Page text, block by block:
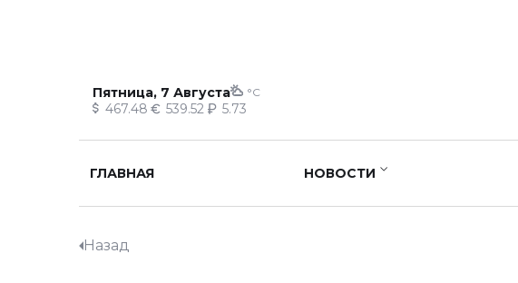
Пятница, 7 Августа °C
467.48 539.52 5.73
ГЛАВНАЯ НОВОСТИ
Назад